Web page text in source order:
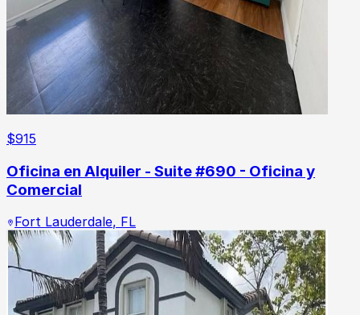
$915
Oficina en Alquiler - Suite #690 - Oficina y
Comercial
Fort Lauderdale, FL